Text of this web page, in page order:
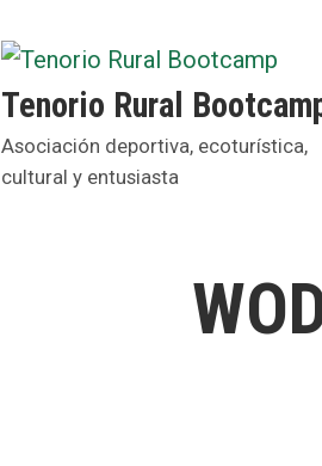
Tenorio Rural
Asociación deportiva, ecoturística,
cultural y entusiasta